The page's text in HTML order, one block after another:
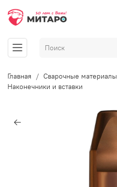
Главная Сварочные материалы
Наконечники и вставки